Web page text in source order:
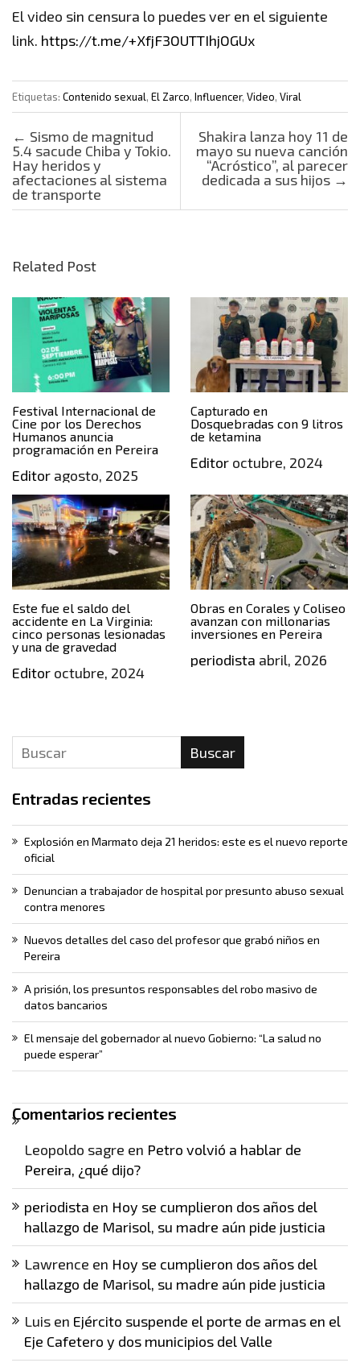
El video sin censura lo puedes ver en el siguiente
link. https://t.me/+XfjF3OUTTIhjOGUx
Etiquetas: Contenido sexual, El Zarco, Influencer, Video, Viral
Post navigation
← Sismo de magnitud
5.4 sacude Chiba y Tokio.
Hay heridos y
afectaciones al sistema
de transporte
Shakira lanza hoy 11 de
mayo su nueva canción
“Acróstico”, al parecer
dedicada a sus hijos →
Related Post
Festival Internacional de
Cine por los Derechos
Humanos anuncia
programación en Pereira
Editor agosto, 2025
Capturado en
Dosquebradas con 9 litros
de ketamina
Editoroctubre, 2024
Este fue el saldo del
accidente en La Virginia:
cinco personas lesionadas
y una de gravedad
Editor octubre, 2024
Obras en Corales y Coliseo
avanzan con millonarias
inversiones en Pereira
periodista abril, 2026
Buscar
Entradas recientes
Explosión en Marmato deja 21 heridos: este es el nuevo reporte
oficial
Denuncian a trabajador de hospital por presunto abuso sexual
contra menores
Nuevos detalles del caso del profesor que grabó niños en
Pereira
A prisión, los presuntos responsables del robo masivo de
datos bancarios
El mensaje del gobernador al nuevo Gobierno: “La salud no
puede esperar”
Comentarios recientes
Leopoldo sagre en Petro volvió a hablar de
Pereira, ¿qué dijo?
periodista en Hoy se cumplieron dos años del
hallazgo de Marisol, su madre aún pide justicia
Lawrence en Hoy se cumplieron dos años del
hallazgo de Marisol, su madre aún pide justicia
Luis en Ejército suspende el porte de armas en el
Eje Cafetero y dos municipios del Valle